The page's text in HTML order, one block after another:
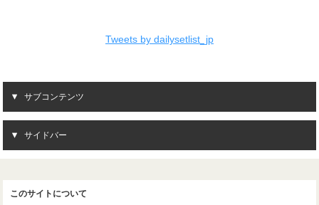
Tweets by dailysetlist_jp
サブコンテンツ
サイドバー
このサイトについて